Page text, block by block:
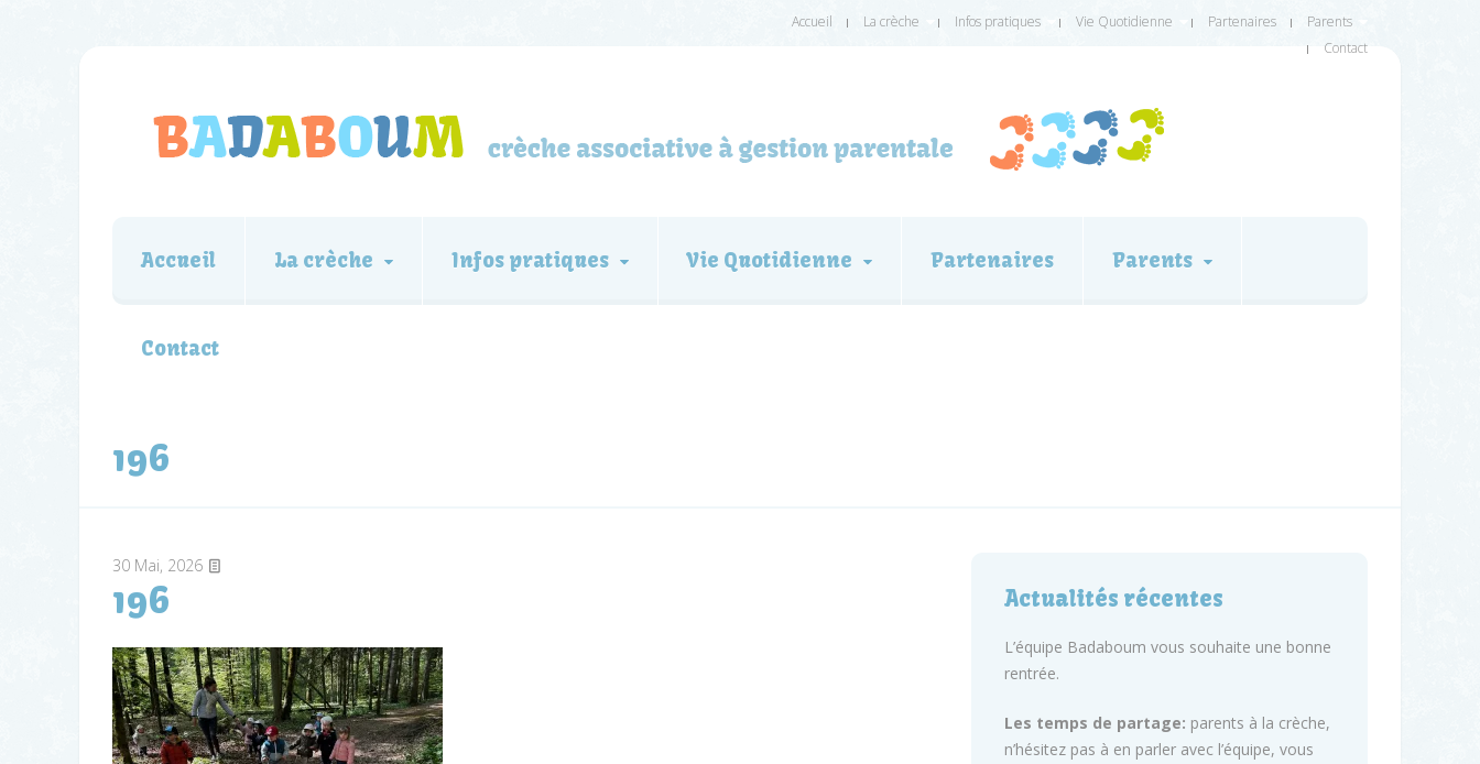
Accueil La crèche Infos pratiques Vie Quotidienne Partenaires
Parents
Contact
Accueil La crèche Infos pratiques Vie Quotidienne Partenaires Parents
Contact
196
30 Mai, 2026
196 Actualités récentes
L’équipe Badaboum vous souhaite une bonne
rentrée.
Les temps de partage: parents à la crèche,
n’hésitez pas à en parler avec l’équipe, vous